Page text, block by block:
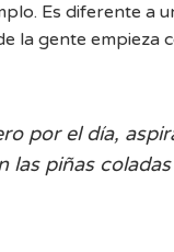
Es diferente a
la gente
por el día,
las piñas